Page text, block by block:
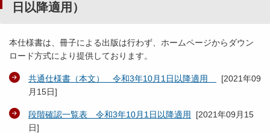
日以降適用）
本仕様書は、冊子による出版は行わず、ホームページからダウン
ロード方式により提供しております。
共通仕様書（本文） 令和3年10月1日以降適用 [2021年09
月15日]
段階確認一覧表 令和3年10月1日以降適用 [2021年09月15
日]